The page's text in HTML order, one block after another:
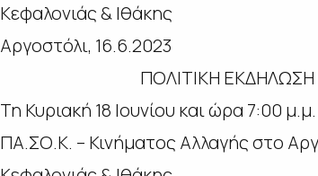
Κεφαλονιάς & Ιθάκης
Αργοστόλι, 16.6.2023
ΠΟΛΙΤΙΚΗ
Τη Κυριακή 18 Ιουνίου και ώρα 7:00
ΠΑ.ΣΟ.Κ. – Κινήματος Αλλαγής στο